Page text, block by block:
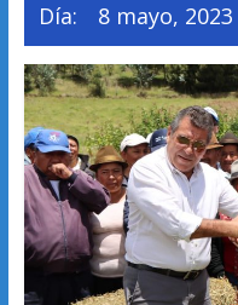
Día: 8 mayo, 2023